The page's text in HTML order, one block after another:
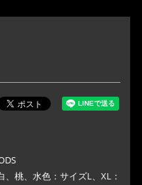
、桃、水色：サイズL、XL：